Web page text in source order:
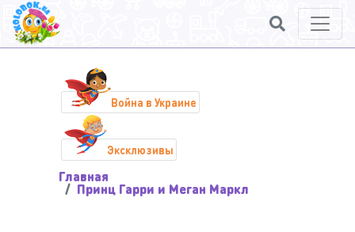
Война в Украине
Эксклюзивы
Главная
Принц Гарри и Меган Маркл